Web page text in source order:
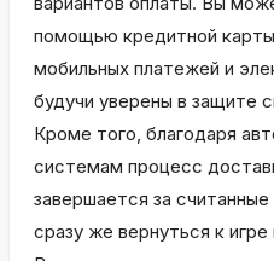
помощью кредитной
мобильных платежей и
будучи уверены в защите
Кроме того, благодаря
системам процесс
завершается за
сразу же вернуться к